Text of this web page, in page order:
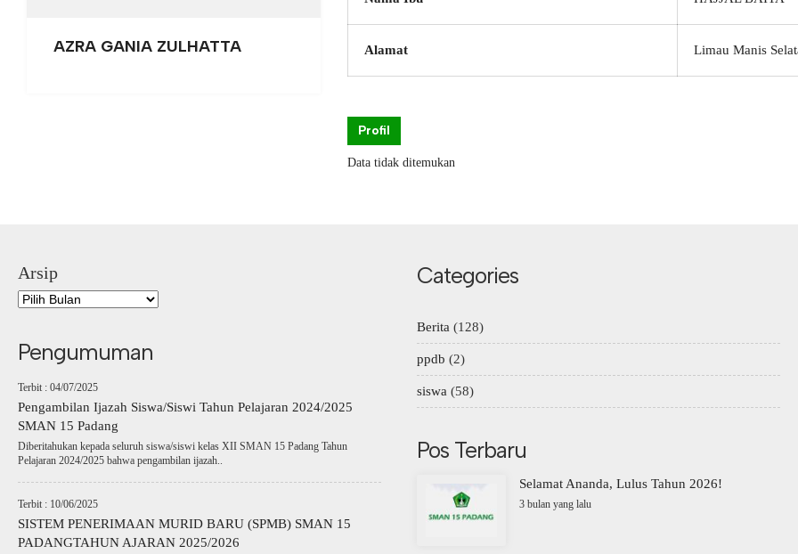
AZRA GANIA ZULHATTA Alamat Limau Manis
Profil
Data tidak ditemukan
Arsip
Pengumuman
Terbit : 04/07/2025
Pengambilan Ijazah Siswa/Siswi Tahun Pelajaran 2024/2025
SMAN 15 Padang
Diberitahukan kepada seluruh siswa/siswi kelas XII SMAN 15 Padang Tahun
Pelajaran 2024/2025 bahwa pengambilan ijazah..
Terbit : 10/06/2025
SISTEM PENERIMAAN MURID BARU (SPMB) SMAN 15
PADANGTAHUN AJARAN 2025/2026
Categories
Berita (128)
ppdb (2)
siswa (58)
Pos Terbaru
Selamat Ananda, Lulus Tahun 2026!
3 bulan yang lalu